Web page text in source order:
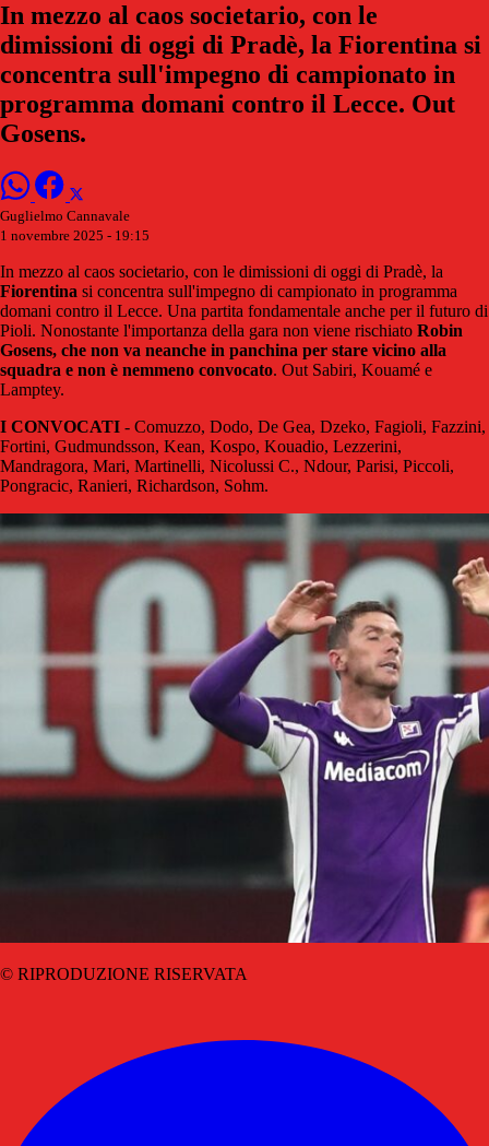
In mezzo al caos societario, con le
dimissioni di oggi di Pradè, la Fiorentina si
concentra sull'impegno di campionato in
programma domani contro il Lecce. Out
Gosens.
Guglielmo Cannavale
1 novembre 2025 - 19:15
In mezzo al caos societario, con le dimissioni di oggi di Pradè, la
Fiorentina si concentra sull'impegno di campionato in programma
domani contro il Lecce. Una partita fondamentale anche per il futuro di
Pioli. Nonostante l'importanza della gara non viene rischiato Robin
Gosens, che non va neanche in panchina per stare vicino alla
squadra e non è nemmeno convocato. Out Sabiri, Kouamé e
Lamptey.
I CONVOCATI - Comuzzo, Dodo, De Gea, Dzeko, Fagioli, Fazzini,
Fortini, Gudmundsson, Kean, Kospo, Kouadio, Lezzerini,
Mandragora, Mari, Martinelli, Nicolussi C., Ndour, Parisi, Piccoli,
Pongracic, Ranieri, Richardson, Sohm.
© RIPRODUZIONE RISERVATA